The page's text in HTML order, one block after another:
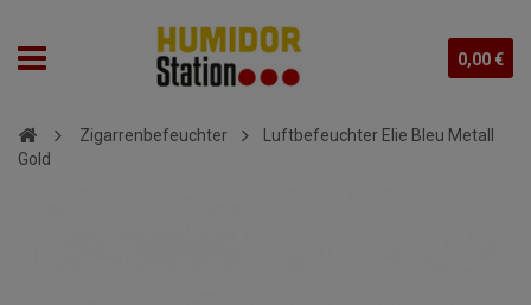
0,00 €
Zigarrenbefeuchter
Luftbefeuchter Elie Bleu Metall
Gold